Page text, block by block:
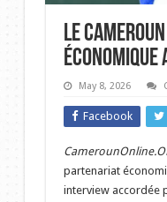
Le
économique
May 8, 2026
Facebook
partenariat
interview accordée